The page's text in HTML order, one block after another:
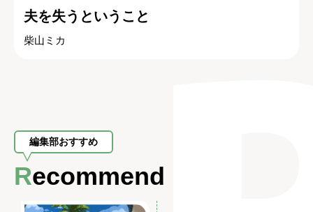
夫を失うということ
柴山ミカ
編集部おすすめ
Recommend